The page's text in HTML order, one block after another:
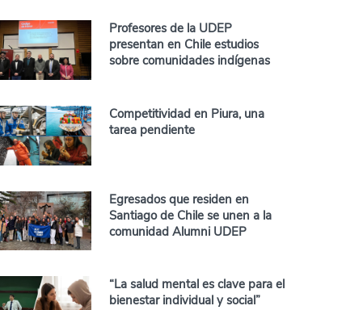
Profesores de la UDEP
presentan en Chile estudios
sobre comunidades indígenas
Competitividad en Piura, una
tarea pendiente
Egresados que residen en
Santiago de Chile se unen a la
comunidad Alumni UDEP
“La salud mental es clave para el
bienestar individual y social”